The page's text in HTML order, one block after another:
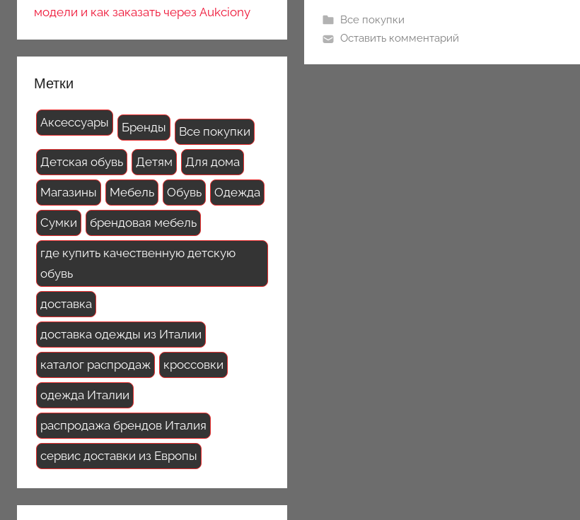
o
Все покупки
Оставить комментарий
модели и как заказать через Aukciony
Метки
Аксессуары Бренды Все покупки
Детская обувь Детям Для дома
Магазины Мебель Обувь Одежда
Сумки брендовая мебель
где купить качественную детскую
обувь
доставка
доставка одежды из Италии
каталог распродаж кроссовки
одежда Италии
распродажа брендов Италия
сервис доставки из Европы